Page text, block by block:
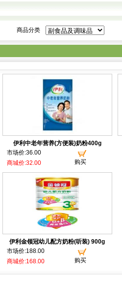
商品分类
伊利中老年营养(方便装)奶粉400g
市场价:36.00
购买
商城价:32.00
伊利金领冠幼儿配方奶粉(听装) 900g
市场价:188.00
购买
商城价:168.00